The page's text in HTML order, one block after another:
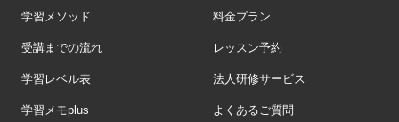
学習メソッド 料金プラン
受講までの流れ レッスン予約
学習レベル表 法人研修サービス
学習メモplus よくあるご質問